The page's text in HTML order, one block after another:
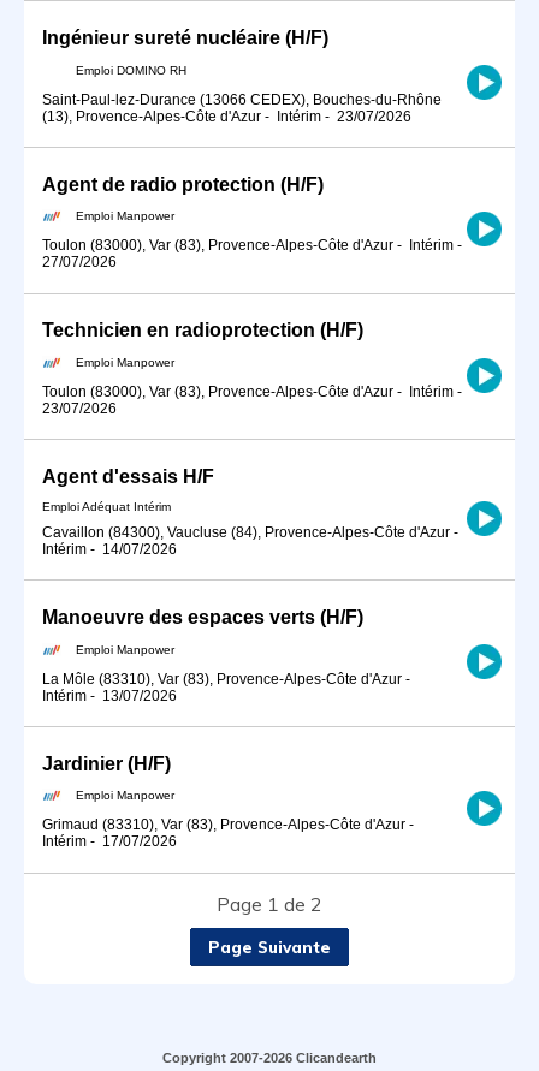
Ingénieur sureté nucléaire (H/F)
Emploi DOMINO RH
Saint-Paul-lez-Durance (13066 CEDEX), Bouches-du-Rhône
(13), Provence-Alpes-Côte d'Azur - Intérim - 23/07/2026
Agent de radio protection (H/F)
Emploi Manpower
Toulon (83000), Var (83), Provence-Alpes-Côte d'Azur - Intérim -
27/07/2026
Technicien en radioprotection (H/F)
Emploi Manpower
Toulon (83000), Var (83), Provence-Alpes-Côte d'Azur - Intérim -
23/07/2026
Agent d'essais H/F
Emploi Adéquat Intérim
Cavaillon (84300), Vaucluse (84), Provence-Alpes-Côte d'Azur -
Intérim - 14/07/2026
Manoeuvre des espaces verts (H/F)
Emploi Manpower
La Môle (83310), Var (83), Provence-Alpes-Côte d'Azur -
Intérim - 13/07/2026
Jardinier (H/F)
Emploi Manpower
Grimaud (83310), Var (83), Provence-Alpes-Côte d'Azur -
Intérim - 17/07/2026
Page 1 de 2
Page Suivante
Copyright 2007-2026 Clicandearth